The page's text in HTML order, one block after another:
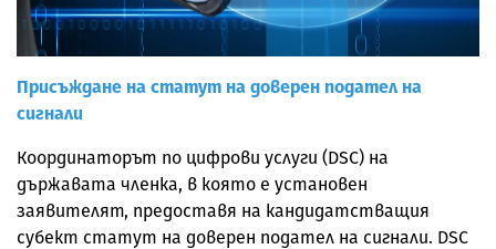
Присъждане на статут на доверен подател на
сигнали
Координаторът по цифрови услуги (DSC) на
държавата членка, в която е установен
заявителят, предоставя на кандидатстващия
субект статут на доверен подател на сигнали. DSC